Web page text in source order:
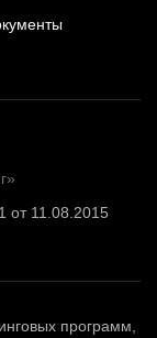
от 11.08.2015
программ,